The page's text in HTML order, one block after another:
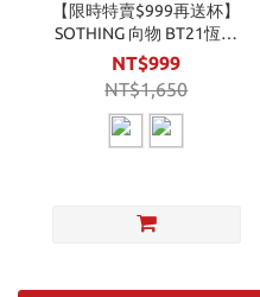
【限時特賣$999再送杯】
SOTHING 向物 BT21恆溫
暖杯墊 - 疊疊樂 (送BT21玻
璃馬克杯套組)
NT$999
NT$1,650